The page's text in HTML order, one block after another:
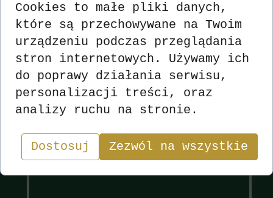
Wyniki Sekcja
Wyniki >>> zobacz <<<
"W skacie wygrywa nie ten, kto ma najlepsze karty,
lecz ten, kto najlepiej nimi gra.”
Cookies to małe pliki danych,
które są przechowywane na Twoim
urządzeniu podczas przeglądania
stron internetowych. Używamy ich
do poprawy działania serwisu,
personalizacji treści, oraz
analizy ruchu na stronie.
Dostosuj Zezwól na wszystkie